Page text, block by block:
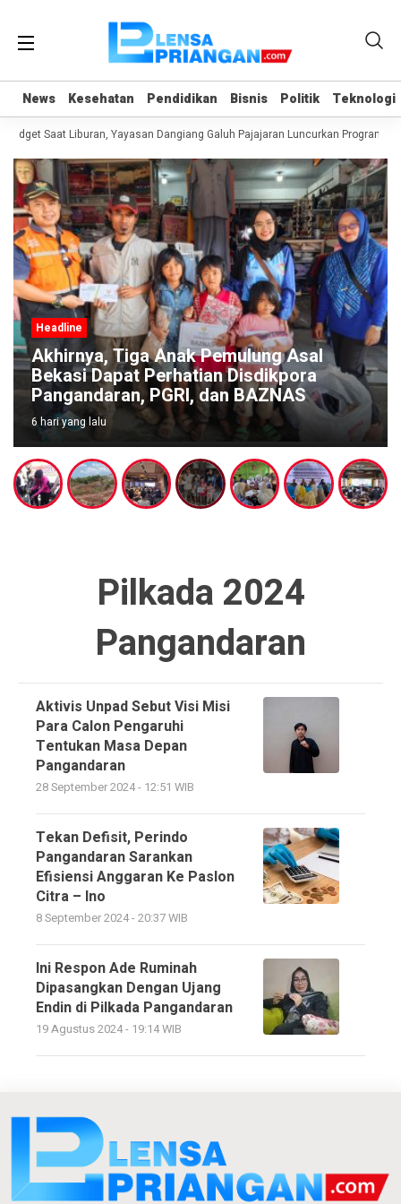
News Kesehatan Pendidikan Bisnis Politik Teknologi
News Kesehatan Pendidikan Bisnis Politik Teknologi
Saat Liburan, Yayasan Dangiang Galuh Pajajaran Luncurkan Program
Headline
Akhirnya, Tiga Anak Pemulung Asal
Bekasi Dapat Perhatian Disdikpora
Pangandaran, PGRI, dan BAZNAS
6 hari yang lalu
Pilkada 2024
Pangandaran
Aktivis Unpad Sebut Visi Misi
Para Calon Pengaruhi
Tentukan Masa Depan
Pangandaran
28 September 2024 - 12:51 WIB
Tekan Defisit, Perindo
Pangandaran Sarankan
Efisiensi Anggaran Ke Paslon
Citra – Ino
8 September 2024 - 20:37 WIB
Ini Respon Ade Ruminah
Dipasangkan Dengan Ujang
Endin di Pilkada Pangandaran
19 Agustus 2024 - 19:14 WIB